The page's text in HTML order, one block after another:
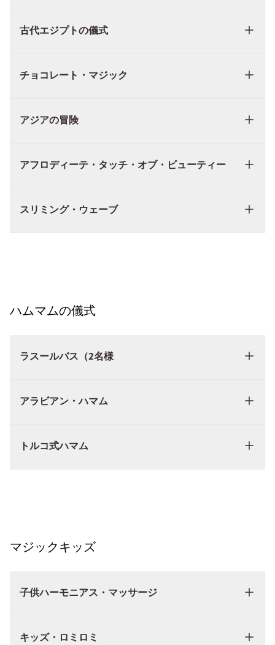
古代エジプトの儀式
チョコレート・マジック
アジアの冒険
アフロディーテ・タッチ・オブ・ビューティー
スリミング・ウェーブ
ハムマムの儀式
ラスールバス（2名様
アラビアン・ハマム
トルコ式ハマム
マジックキッズ
子供ハーモニアス・マッサージ
キッズ・ロミロミ